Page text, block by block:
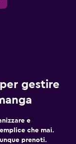
gestire
e
che mai.
prenoti.